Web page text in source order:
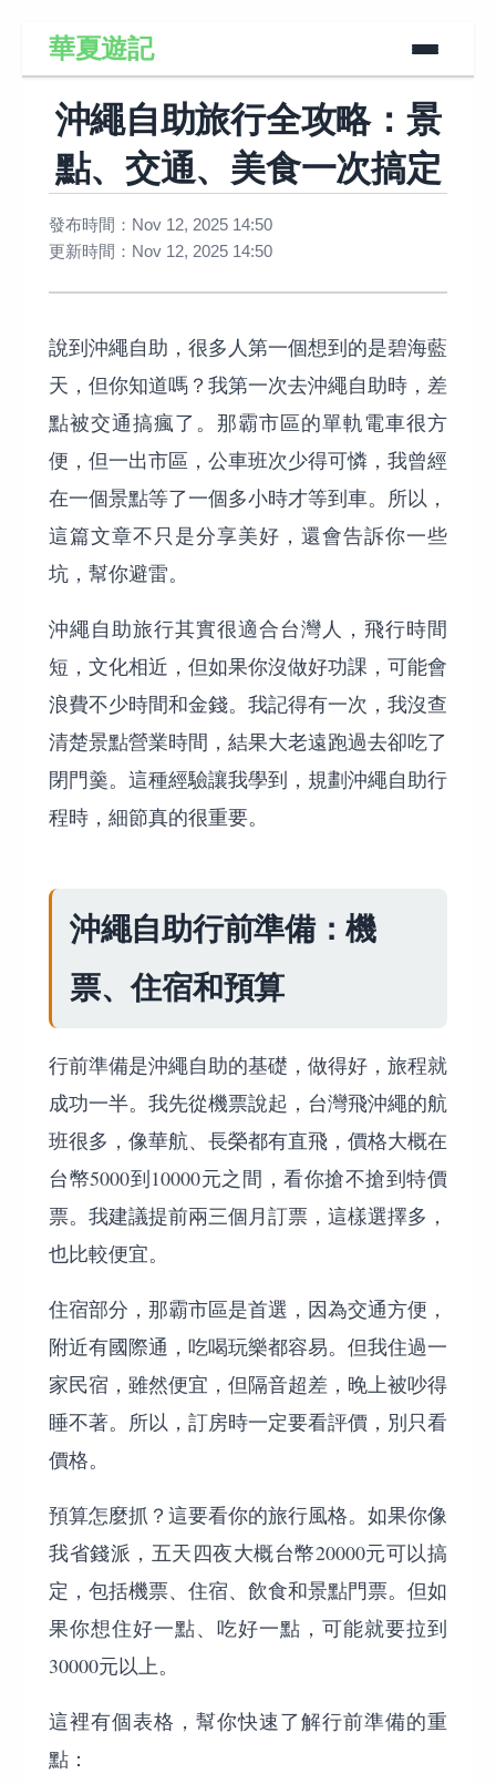
華夏遊記
沖繩自助旅行全攻略：景
點、交通、美食一次搞定
發布時間：Nov 12, 2025 14:50
更新時間：Nov 12, 2025 14:50
說到沖繩自助，很多人第一個想到的是碧海藍
天，但你知道嗎？我第一次去沖繩自助時，差
點被交通搞瘋了。那霸市區的單軌電車很方
便，但一出市區，公車班次少得可憐，我曾經
在一個景點等了一個多小時才等到車。所以，
這篇文章不只是分享美好，還會告訴你一些
坑，幫你避雷。
沖繩自助旅行其實很適合台灣人，飛行時間
短，文化相近，但如果你沒做好功課，可能會
浪費不少時間和金錢。我記得有一次，我沒查
清楚景點營業時間，結果大老遠跑過去卻吃了
閉門羹。這種經驗讓我學到，規劃沖繩自助行
程時，細節真的很重要。
沖繩自助行前準備：機
票、住宿和預算
行前準備是沖繩自助的基礎，做得好，旅程就
成功一半。我先從機票說起，台灣飛沖繩的航
班很多，像華航、長榮都有直飛，價格大概在
台幣5000到10000元之間，看你搶不搶到特價
票。我建議提前兩三個月訂票，這樣選擇多，
也比較便宜。
住宿部分，那霸市區是首選，因為交通方便，
附近有國際通，吃喝玩樂都容易。但我住過一
家民宿，雖然便宜，但隔音超差，晚上被吵得
睡不著。所以，訂房時一定要看評價，別只看
價格。
預算怎麼抓？這要看你的旅行風格。如果你像
我省錢派，五天四夜大概台幣20000元可以搞
定，包括機票、住宿、飲食和景點門票。但如
果你想住好一點、吃好一點，可能就要拉到
30000元以上。
這裡有個表格，幫你快速了解行前準備的重
點：